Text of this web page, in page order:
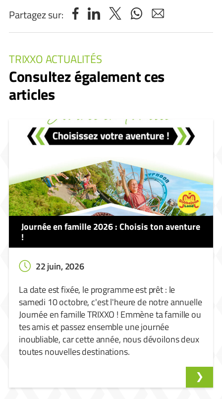
Partagez sur:
TRIXXO ACTUALITÉS
Consultez également ces
articles
Journée en famille 2026 : Choisis ton aventure
!
22 juin, 2026
La date est fixée, le programme est prêt : le
samedi 10 octobre, c'est l'heure de notre annuelle
Journée en famille TRIXXO ! Emmène ta famille ou
tes amis et passez ensemble une journée
inoubliable, car cette année, nous dévoilons deux
toutes nouvelles destinations.